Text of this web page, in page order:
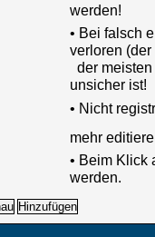
werden!
• Bei falsch
verloren
der
unsicher ist!
• Nicht
mehr
• Beim Klick
werden.